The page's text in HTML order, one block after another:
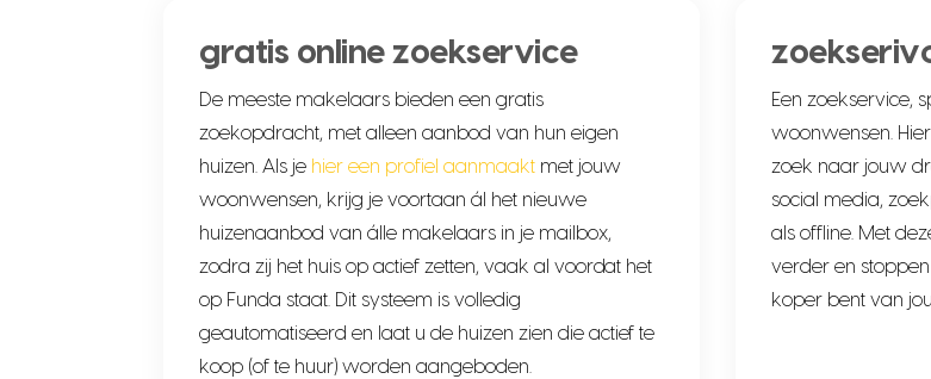
gratis online zoekservice
De meeste makelaars bieden een gratis
zoekopdracht, met alleen aanbod van hun eigen
huizen. Als je hier een profiel aanmaaktmet jouw
woonwensen, krijg je voortaan ál het nieuwe
huizenaanbod van álle makelaars in je mailbox,
zodra zij het huis op actief zetten, vaak al voordat het
op Funda staat. Dit systeem is volledig
geautomatiseerd en laat u de huizen zien die actief te
koop (of te huur) worden aangeboden.
Een zoekservice,
woonwensen.
zoek naar jouw
social media,
als offline. Met
verder en
koper bent van